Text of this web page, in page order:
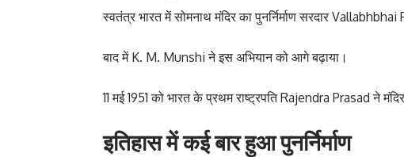
स्वतंत्र भारत में सोमनाथ मंदिर का पुनर्निर्माण सरदार
बाद में K. M. Munshi ने इस अभियान को आगे बढ़ाया।
11 मई 1951 को भारत के प्रथम राष्ट्रपति Rajendra Prasad ने मंदिर
इतिहास में कई बार हुआ पुनर्निर्माण